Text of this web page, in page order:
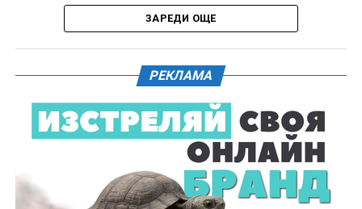
Действията по разследването продължават под
ръководството на Окръжна прокуратура – Габрово.
61-годишен мъж от севлиевското село Шумата
загуби живота след като катастрофира с мотор.
Тежкият инцидент е станал в събота, 1 август, около
10.00 часа в прохода Шипка. По данни на полицията
мотористът е самокатастрофирал.
ЗАРЕДИ ОЩЕ
РЕКЛАМА